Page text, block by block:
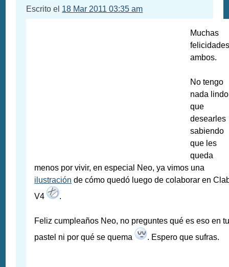
Escrito el 18 Mar 2011 03:35 am
Muchas
ambos.
No tengo
nada lindo
que
desearles
sabiendo
que les
queda
menos por vivir, en especial Neo, ya vimos una
ilustración de cómo quedó luego de colaborar en
V4
.
Feliz cumpleaños Neo, no preguntes qué es eso en
pastel ni por qué se quema
. Espero que sufras.